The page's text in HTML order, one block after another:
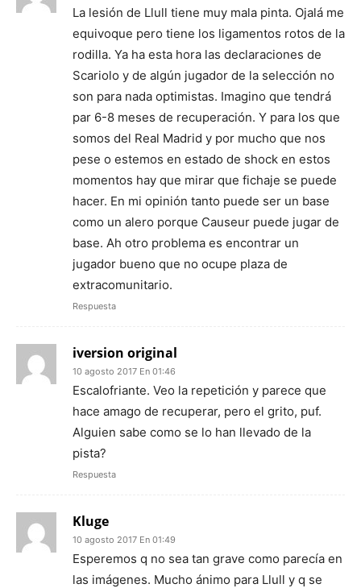
La lesión de Llull tiene muy mala pinta. Ojalá me
equivoque pero tiene los ligamentos rotos de la
rodilla. Ya ha esta hora las declaraciones de
Scariolo y de algún jugador de la selección no
son para nada optimistas. Imagino que tendrá
par 6-8 meses de recuperación. Y para los que
somos del Real Madrid y por mucho que nos
pese o estemos en estado de shock en estos
momentos hay que mirar que fichaje se puede
hacer. En mi opinión tanto puede ser un base
como un alero porque Causeur puede jugar de
base. Ah otro problema es encontrar un
jugador bueno que no ocupe plaza de
extracomunitario.
Respuesta
iversion original
10 agosto 2017 En 01:46
Escalofriante. Veo la repetición y parece que
hace amago de recuperar, pero el grito, puf.
Alguien sabe como se lo han llevado de la
pista?
Respuesta
Kluge
10 agosto 2017 En 01:49
Esperemos q no sea tan grave como parecía en
las imágenes. Mucho ánimo para Llull y q se